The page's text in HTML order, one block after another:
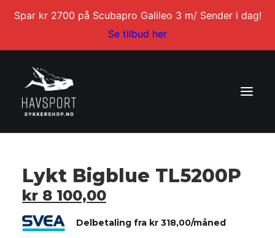
Spar kr 2700 på Scubapro Galileo 3 m/ Sender i dag!
Se tilbud her
DYKKERTURER
SERVICE
BLI DYKKERINSTRUKTØR
Hjem/Lys & Foto
Lykt Bigblue TL5200P
kr 8 100,00
Delbetaling fra kr 318,00/måned